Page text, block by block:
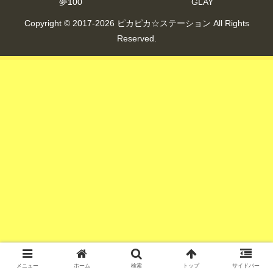
夢100
GLAY
Copyright © 2017-2026 ピカピカ☆ステーション All Rights
Reserved.
メニュー ホーム 検索 トップ サイドバー